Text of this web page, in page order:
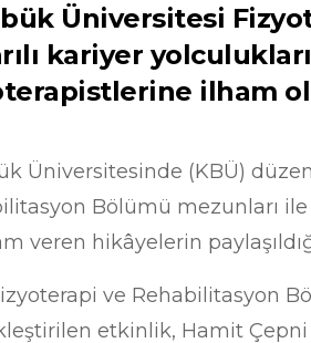
Üniversitesi
kariyer
ilham
Üniversitesinde (KBÜ)
Bölümü mezunları
veren hikâyelerin
ve Rehabilitasyon
etkinlik, Hamit Çepni